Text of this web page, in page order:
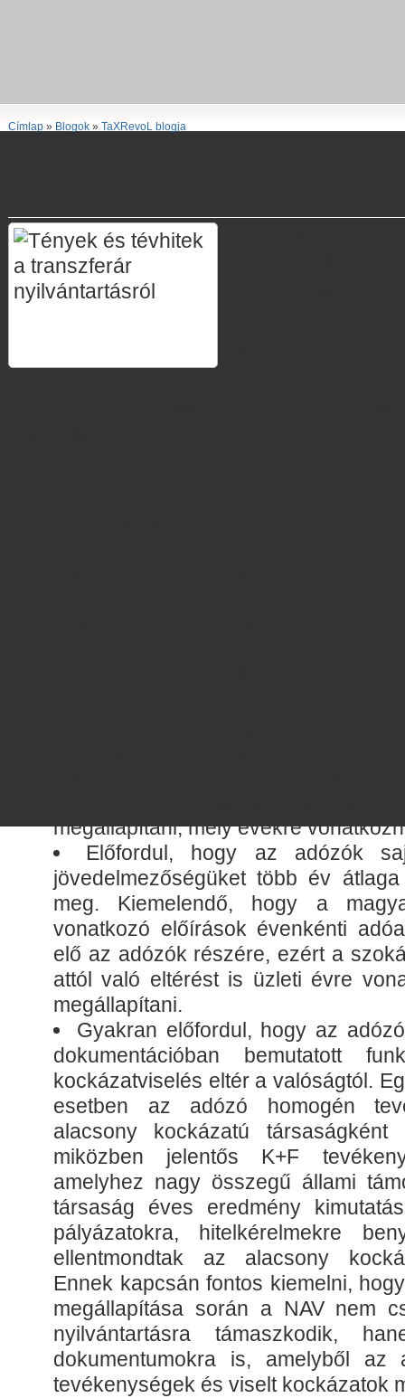
Címlap » Blogok » TaXRevoL blogja
megállapítani, mely évekre
Előfordul, hogy az adózók
jövedelmezőségüket több év
meg. Kiemelendő, hogy a
vonatkozó előírások évenkénti
elő az adózók részére, ezért a
attól való eltérést is üzleti évre
megállapítani.
Gyakran előfordul, hogy az
dokumentációban bemutatott
kockázatviselés eltér a valóságtól.
esetben az adózó homogén
alacsony kockázatú
miközben jelentős K+F
amelyhez nagy összegű állami
társaság éves eredmény
pályázatokra, hitelkérelmekre
ellentmondtak az alacsony
Ennek kapcsán fontos kiemelni,
megállapítása során a NAV nem
nyilvántartásra támaszkodik,
dokumentumokra is, amelyből az
tevékenységek és viselt kockázatok